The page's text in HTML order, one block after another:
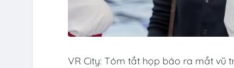
VR City: Tóm tắt họp báo ra mắt vũ